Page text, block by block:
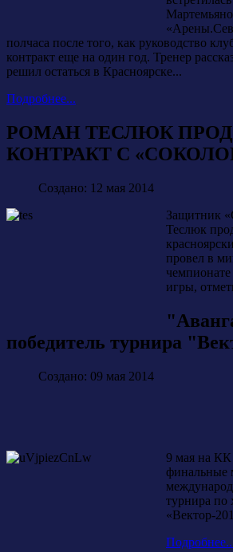
полчаса после того, как руководство
контракт еще на один год. Тренер
решил остаться в Красноярске...
Подробнее...
РОМАН ТЕСЛЮК
КОНТРАКТ С
Создано: 12 мая 2014
Защитник
Теслюк
провел в
игры,
победитель турнира
Создано: 09 мая 2014
9 мая на КК
финальные
турнира по
«Вектор-